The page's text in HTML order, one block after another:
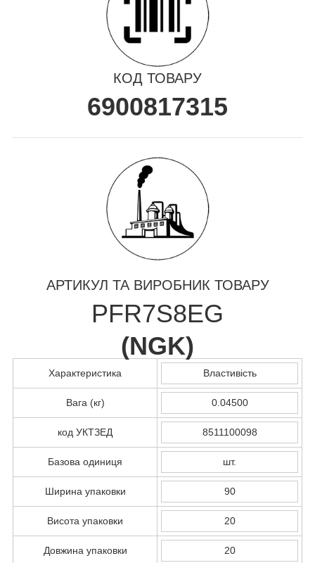
КОД ТОВАРУ
6900817315
АРТИКУЛ ТА ВИРОБНИК ТОВАРУ
PFR7S8EG
(NGK)
Характеристика Властивість
Вага (кг) 0.04500
код УКТЗЕД 8511100098
Базова одиниця шт.
Ширина упаковки 90
Висота упаковки 20
Довжина упаковки 20